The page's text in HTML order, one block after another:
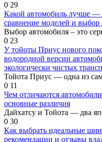
0 29
Какой автомобиль лучше
сравнение моделей и выбор
Выбор автомобиля – это
0 23
У тойоты Приус нового
водородной версии
экологически чистых
Тойота Приус — одна из
0 11
Чем отличаются
основные различия
Дайхатсу и Тойота — два
0 30
Как выбрать идеальные
рекомендации и отзывы